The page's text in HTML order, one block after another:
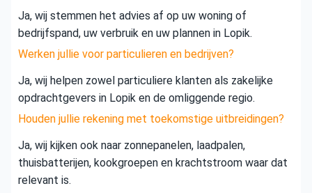
Ja, wij stemmen het advies af op uw woning of
bedrijfspand, uw verbruik en uw plannen in Lopik.
Werken jullie voor particulieren en bedrijven?
Ja, wij helpen zowel particuliere klanten als zakelijke
opdrachtgevers in Lopik en de omliggende regio.
Houden jullie rekening met toekomstige uitbreidingen?
Ja, wij kijken ook naar zonnepanelen, laadpalen,
thuisbatterijen, kookgroepen en krachtstroom waar dat
relevant is.